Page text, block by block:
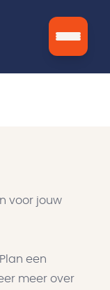
voor jouw
een
meer over